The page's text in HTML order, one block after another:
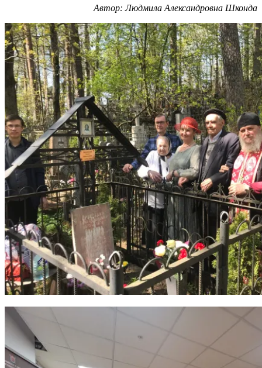
Автор: Людмила Александровна Шконда